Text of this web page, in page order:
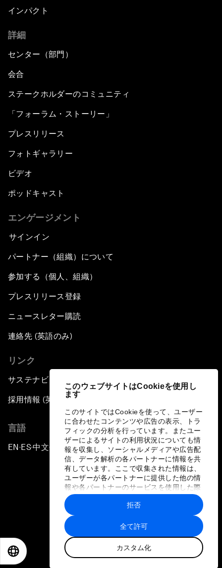
このウェブサイトはCookieを使用し
ます
このサイトではCookieを使って、ユーザー
に合わせたコンテンツや広告の表示、トラ
フィックの分析を行っています。またユー
ザーによるサイトの利用状況についても情
報を収集し、ソーシャルメディアや広告配
信、データ解析の各パートナーに情報を共
有しています。ここで収集された情報は、
ユーザーが各パートナーに提供した他の情
報や各パートナーのサービスを使用した際
に収集された情報と組み合わされ、各パー
トナーによって使用されることがありま
す。
全て許可
カスタム化
拒否
インパクト
詳細
センター（部門）
会合
ステークホルダーのコミュニティ
「フォーラム・ストーリー」
プレスリリース
フォトギャラリー
ビデオ
ポッドキャスト
エンゲージメント
サインイン
パートナー（組織）について
参加する（個人、組織）
プレスリリース登録
ニュースレター購読
連絡先 (英語のみ)
リンク
サステナビリティへの取り組み
採用情報 (英語のみ)
言語
EN ▪ES▪中文▪ 日本語
プライバシーポリシーと利用規約
サイトマップ
©
世界経済フォーラム